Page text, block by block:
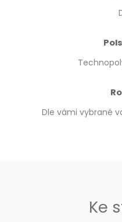
Dle vámi vybrané
Ke